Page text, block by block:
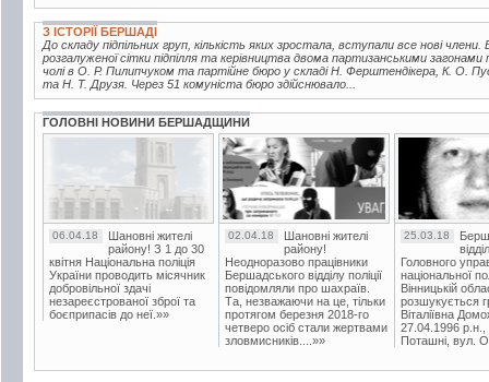
З ІСТОРІЇ БЕРШАДІ
До складу підпільних груп, кількість яких зростала, вступали все нові члени.
розгалуженої сітки підпілля та керівництва двома партизанськими
чолі в О. Р. Пилипчуком та партійне бюро у складі Н. Ферштендікера, К. О.
та Н. Т. Друзя. Через 51 комуніста бюро здійснювало...
ГОЛОВНІ НОВИНИ БЕРШАДЩИНИ
06.04.18
Шановні жителі
району! З 1 до 30
квітня Національна поліція
України проводить місячник
добровільної здачі
незареєстрованої зброї та
боєприпасів до неї.»»
02.04.18
Шановні жителі
району!
Неодноразово працівники
Бершадського відділу поліції
повідомляли про шахраїв.
Та, незважаючи на це, тільки
протягом березня 2018-го
четверо осіб стали жертвами
зловмисників....»»
25.03.18
Головного
національної
Вінницькій
розшукується
Віталіївна
27.04.1996 р.н.,
Поташні, вул.